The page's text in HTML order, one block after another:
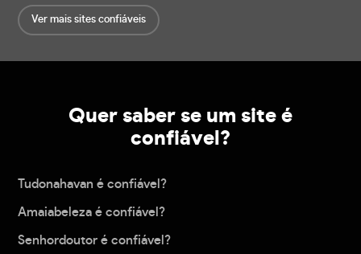
Ver mais sites confiáveis
Quer saber se um site é
confiável?
Tudonahavan é confiável?
Amaiabeleza é confiável?
Senhordoutor é confiável?